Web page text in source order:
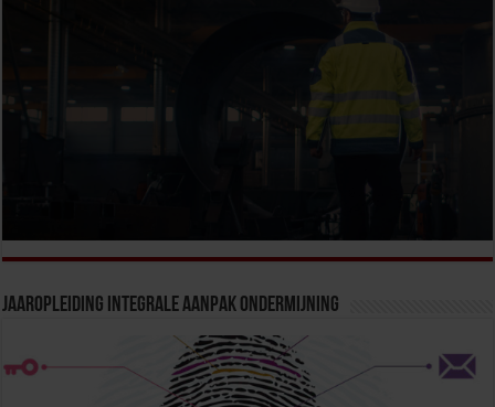
Jaaropleiding Integrale Aanpak Ondermijning